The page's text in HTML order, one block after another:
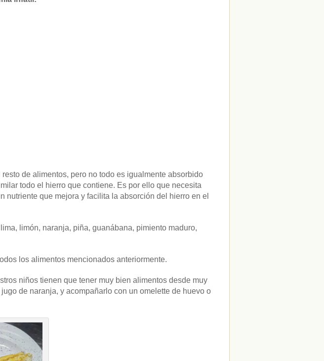
de alimentos, pero no todo es igualmente absorbido
todo el hierro que contiene. Es por ello que necesita
nutriente que mejora y facilita la absorción del hierro en el
limón, naranja, piña, guanábana, pimiento maduro,
los alimentos mencionados anteriormente.
niños tienen que tener muy bien alimentos desde muy
de naranja, y acompañarlo con un omelette de huevo o